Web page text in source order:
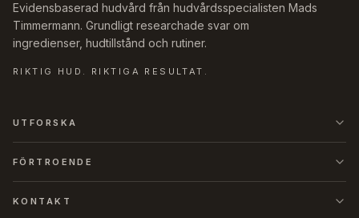
Evidensbaserad hudvård från hudvårdsspecialisten Mads
Timmermann. Grundligt researchade svar om
ingredienser, hudtillstånd och rutiner.
RIKTIG HUD. RIKTIGA RESULTAT.
UTFORSKA
FÖRTROENDE
KONTAKT